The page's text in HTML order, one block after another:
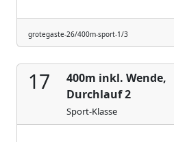
grotegaste-26/400m-sport-1/3
17
400m inkl. Wende,
Durchlauf 2
Sport-Klasse